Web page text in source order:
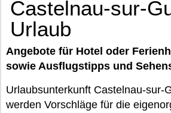
Castelnau-sur-
Urlaub
Angebote für Hotel oder
sowie Ausflugstipps und
Urlaubsunterkunft Castelnau-sur-
werden Vorschläge für die